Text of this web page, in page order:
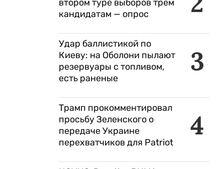
втором туре выборов трем
кандидатам — опрос
3
Удар баллистикой по
Киеву: на Оболони пылают
резервуары с топливом,
есть раненые
4
Трамп прокомментировал
просьбу Зеленского о
передаче Украине
перехватчиков для Patriot